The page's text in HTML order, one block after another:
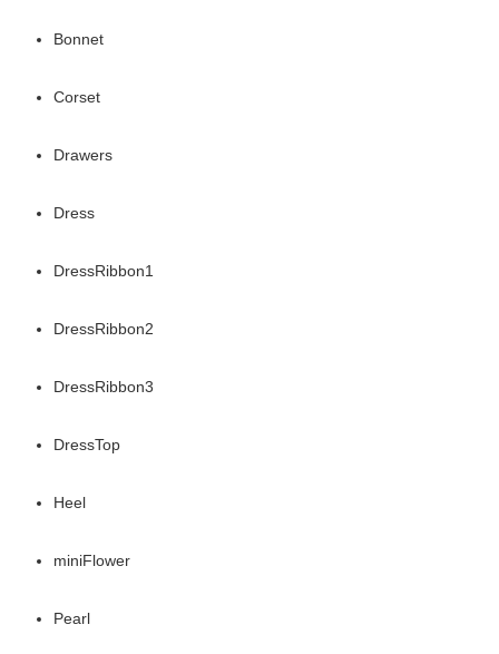
Bonnet
Corset
Drawers
Dress
DressRibbon1
DressRibbon2
DressRibbon3
DressTop
Heel
miniFlower
Pearl